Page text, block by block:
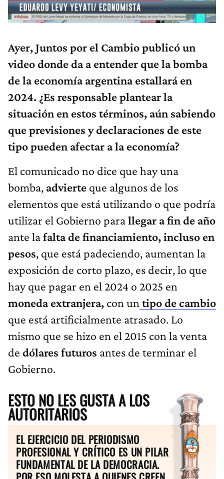
Ayer, Juntos por el Cambio publicó un
video donde da a entender que la bomba
de la economía argentina estallará en
2024. ¿Es responsable plantear la
situación en estos términos, aún sabiendo
que previsiones y declaraciones de este
tipo pueden afectar a la economía?
El comunicado no dice que hay una
bomba, advierte que algunos de los
elementos que está utilizando o que podría
utilizar el Gobierno parallegar a fin de año
ante lafalta de financiamiento, incluso en
pesos, que está padeciendo, aumentan la
exposición de corto plazo, es decir, lo que
hay que pagar en el 2024 o 2025 en
moneda extranjera, con un tipo de cambio
que está artificialmente atrasado. Lo
mismo que se hizo en el 2015 con la venta
de dólares futuros antes de terminar el
Gobierno.
ESTO NO LES GUSTA A LOS
AUTORITARIOS
EL EJERCICIO DEL PERIODISMO
PROFESIONAL Y CRÍTICO ES UN PILAR
FUNDAMENTAL DE LA DEMOCRACIA.